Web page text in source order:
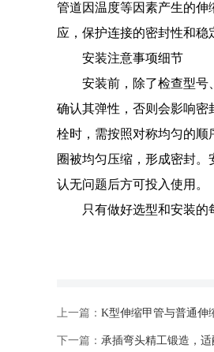
管道因温度等因素产生的
应，保护连接的密封性和稳
安装注意事项细节
安装前，除了检查型号
确认其弹性，否则会影响密
栓时，需按照对称均匀的
圈被均匀压缩，形成密封
认无问题后方可投入使用。
只有做好选型和安装的
上一篇： K型伸缩甲管与普通伸
下一篇： 承插弯头精工锻造，